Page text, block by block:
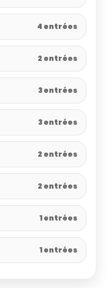
4 entrées
2 entrées
3 entrées
3 entrées
2 entrées
2 entrées
1 entrées
1 entrées